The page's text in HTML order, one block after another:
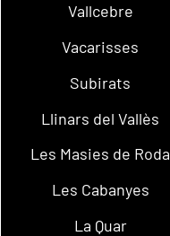
Vallcebre
Vacarisses
Subirats
Llinars del Vallès
Les Masies de Roda
Les Cabanyes
La Quar